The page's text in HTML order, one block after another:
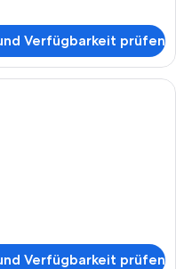
Verfügbarkeit prüfen
Hotelzimmer mit einem
Verfügbarkeit prüfen